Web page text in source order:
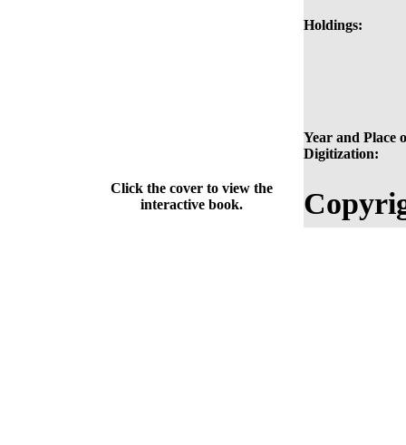
Holdings:
Year and Place
Digitization:
Click the cover to view the
interactive book.